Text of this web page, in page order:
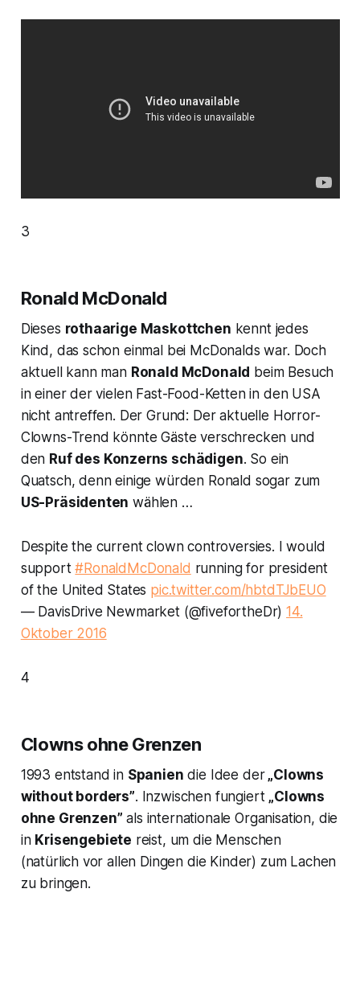
3
Ronald McDonald
Dieses rothaarige Maskottchen kennt jedes
Kind, das schon einmal bei McDonalds war. Doch
aktuell kann man Ronald McDonald beim Besuch
in einer der vielen Fast-Food-Ketten in den USA
nicht antreffen. Der Grund: Der aktuelle Horror-
Clowns-Trend könnte Gäste verschrecken und
den Ruf des Konzerns schädigen. So ein
Quatsch, denn einige würden Ronald sogar zum
US-Präsidenten wählen …
Despite the current clown controversies. I would
support#RonaldMcDonald running for president
of the United States pic.twitter.com/hbtdTJbEUO
— DavisDrive Newmarket (@fivefortheDr)14.
Oktober 2016
4
Clowns ohne Grenzen
1993 entstand in Spanien die Idee der„Clowns
without borders”. Inzwischen fungiert „Clowns
ohne Grenzen” als internationale Organisation, die
in Krisengebiete reist, um die Menschen
(natürlich vor allen Dingen die Kinder) zum Lachen
zu bringen.